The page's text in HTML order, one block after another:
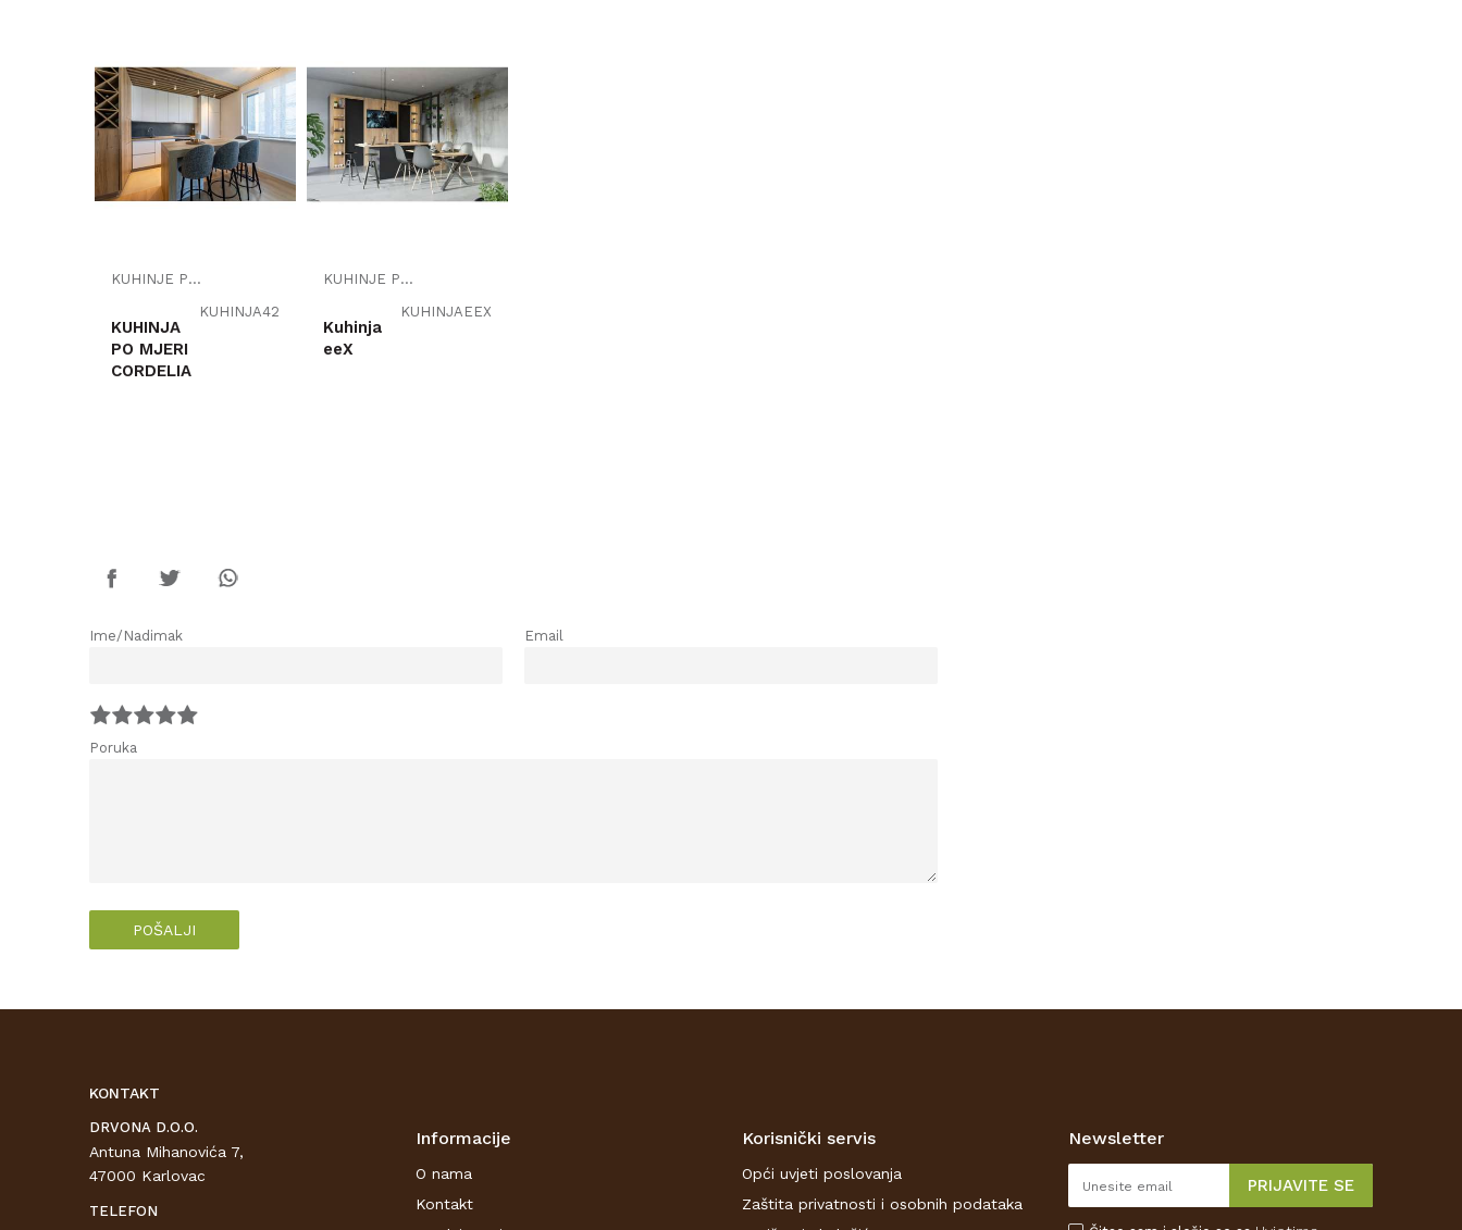
KUHINJE PO MJERI
KUHINJA42
KUHINJA
PO MJERI
CORDELIA
KUHINJE PO MJERI
KUHINJAEEX
Kuhinja
eeX
Ime/Nadimak Email
Poruka
POŠALJI
KONTAKT
DRVONA D.O.O.
Antuna Mihanovića 7,
47000 Karlovac
TELEFON
Informacije
O nama
Kontakt
Korisnički servis
Opći uvjeti poslovanja
Zaštita privatnosti i osobnih podataka
Newsletter
PRIJAVITE SE